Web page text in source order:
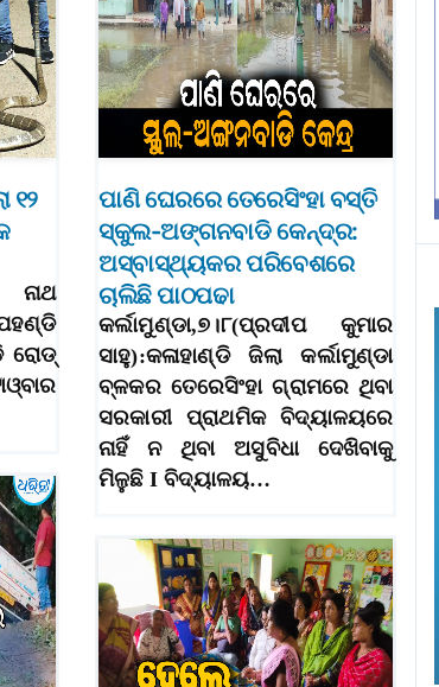
୧୨
ନାଥ
ରୋଡ୍‌
ପାଣି ଘେରରେ ତେରେସିଂହା ବସ୍ତି
ସ୍କୁଲ-ଅଙ୍ଗନବାଡି କେନ୍ଦ୍ର:
ଅସ୍ବାସ୍ଥ୍ୟକର ପରିବେଶରେ
ଚାଲିଛି ପାଠପଢା
କର୍ଲାମୁଣ୍ଡା,୭।୮(ପ୍ରଦୀପ କୁମାର
ସାହୁ):କଳାହାଣ୍ଡି ଜିଲା କର୍ଲାମୁଣ୍ଡା
ବ୍ଳକର ତେରେସିଂହା ଗ୍ରାମରେ ଥିବା
ସରକାରୀ ପ୍ରାଥମିକ ବିଦ୍ୟାଳୟରେ
ନାହିଁ ନ ଥିବା ଅସୁବିଧା ଦେଖିବାକୁ
ମିଳୁଛି I ବିଦ୍ୟାଳୟ…